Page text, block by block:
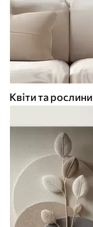
Квіти та рослини